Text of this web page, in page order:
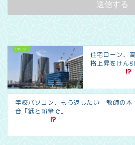
住宅ローン、
格上昇をけん引
学校パソコン、もう返したい 教師の本
音「紙と鉛筆で」